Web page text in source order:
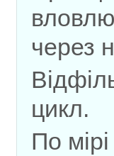
через
цикл.
По